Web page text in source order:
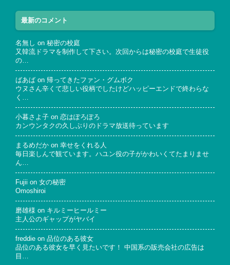
最新のコメント
名無し on 秘密の校庭
又韓流ドラマを制作して下さい。次回からは秘密の校庭で生徒役
の…
ばあば on 帰ってきたファン・グムボク
ウヌさん辛くて悲しい役柄でしたけどハッピーエンドで終わらな
く…
小暮さよ子 on 恋はぽろぽろ
カンウンタクの久しぶりのドラマ放送待っています
まるめだか on 幸せをくれる人
毎日楽しんで観ています。ハユン役の子がかわいくてたまりませ
ん…
Fujii on 女の秘密
Omoshiroi
磨雄様 on キルミーヒールミー
主人公のギャップがヤバイ
freddie on 品位のある彼女
品位のある彼女を早く見たいです！ 中国系の販売会社の広告は
目…